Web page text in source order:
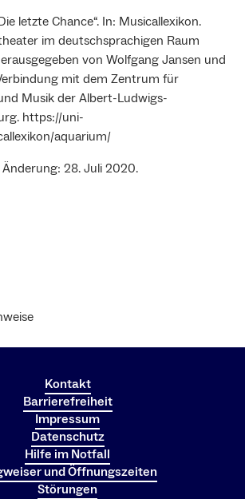
letzte Chance“. In: Musicallexikon.
im deutschsprachigen Raum
von Wolfgang Jansen und
mit dem Zentrum für
Musik der Albert-Ludwigs-
https://uni-
aquarium/
28. Juli 2020.
Kontakt
Barrierefreiheit
Impressum
Datenschutz
Hilfe im Notfall
und Öffnungszeiten
Störungen